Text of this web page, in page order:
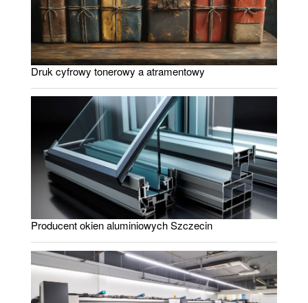
Druk cyfrowy tonerowy a atramentowy
Producent okien aluminiowych Szczecin